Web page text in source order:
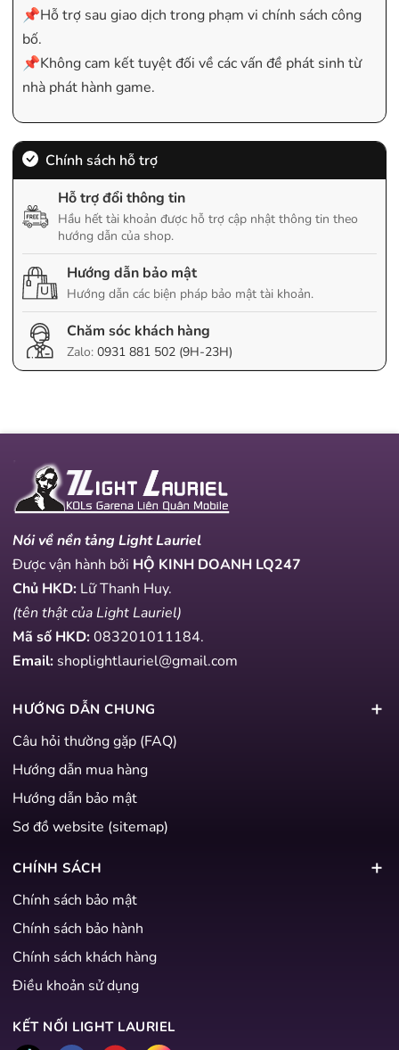
📌Hỗ trợ sau giao dịch trong phạm vi chính sách công
bố.
📌Không cam kết tuyệt đối về các vấn đề phát sinh từ
nhà phát hành game.
Chính sách hỗ trợ
Hỗ trợ đổi thông tin
Hầu hết tài khoản được hỗ trợ cập nhật thông tin theo
hướng dẫn của shop.
Hướng dẫn bảo mật
Hướng dẫn các biện pháp bảo mật tài khoản.
Chăm sóc khách hàng
Zalo: 0931 881 502 (9H-23H)
Nói về nền tảng Light Lauriel
Được vận hành bởi HỘ KINH DOANH LQ247
Chủ HKD: Lữ Thanh Huy.
(tên thật của Light Lauriel)
Mã số HKD:083201011184.
Email: shoplightlauriel@gmail.com
HƯỚNG DẪN CHUNG
Câu hỏi thường gặp (FAQ)
Hướng dẫn mua hàng
Hướng dẫn bảo mật
Sơ đồ website (sitemap)
CHÍNH SÁCH
Chính sách bảo mật
Chính sách bảo hành
Chính sách khách hàng
Điều khoản sử dụng
KẾT NỐI LIGHT LAURIEL